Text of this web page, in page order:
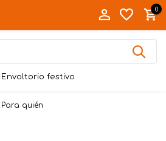
0
Envoltorio festivo
Para quién